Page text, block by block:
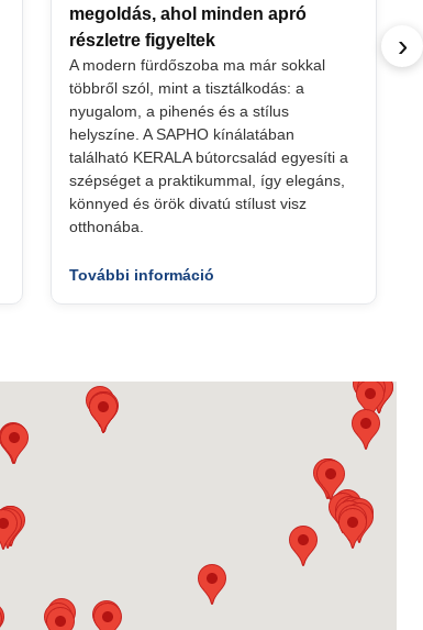
megoldás, ahol minden apró
részletre figyeltek
A modern fürdőszoba ma már sokkal
többről szól, mint a tisztálkodás: a
nyugalom, a pihenés és a stílus
helyszíne. A SAPHO kínálatában
található KERALA bútorcsalád egyesíti a
szépséget a praktikummal, így elegáns,
könnyed és örök divatú stílust visz
otthonába.
További információ
›